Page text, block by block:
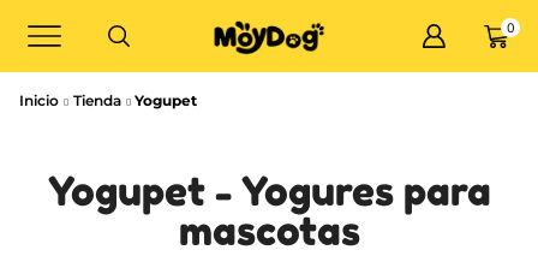
0
Inicio Tienda Yogupet
Yogupet - Yogures para
mascotas